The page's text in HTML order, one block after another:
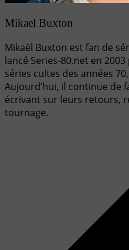
Mikael Buxton
Mikaël Buxton est fan de
lancé Series-80.net en
séries cultes des années
Aujourd’hui, il continue de
écrivant sur leurs retours,
tournage.